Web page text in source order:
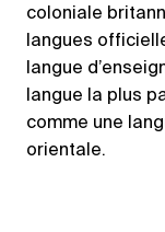
coloniale
langues
langue
langue la plus
comme une
orientale.